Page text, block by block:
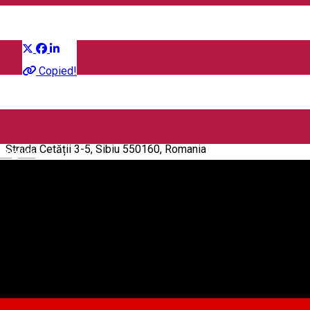
English
Copied!
Pentru copii
Strada Cetății 3-5, Sibiu 550160, Romania
Despre